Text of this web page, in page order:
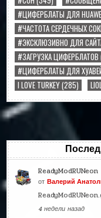
#ЦИФЕРБЛАТЫ ДЛЯ
#ЧАСТОТА СЕРДЕЧНЫХ
#ЭКСКЛЮЗИВНО ДЛЯ САЙТА
#ЗАГРУЗКА ЦИФЕРБЛАТОВ
#ЦИФЕРБЛАТЫ ДЛЯ
I LOVE TURKEY(285)
ReadyModRUNeon
отВалерий
4 недели назад